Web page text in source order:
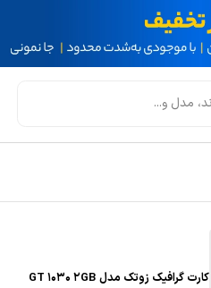
کارت گرافیک زوتک مدل GT 1030 2GB